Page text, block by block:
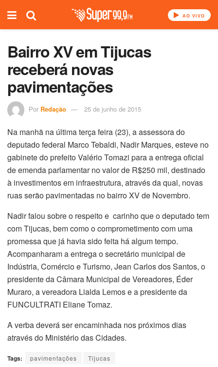
AO VIVO
Bairro XV em Tijucas
receberá novas
pavimentações
Por Redação 25 de junho de 2015
Na manhã na última terça feira (23), a assessora do
deputado federal Marco Tebaldi, Nadir Marques, esteve no
gabinete do prefeito Valério Tomazi para a entrega oficial
de emenda parlamentar no valor de R$250 mil, destinado
à investimentos em infraestrutura, através da qual, novas
ruas serão pavimentadas no bairro XV de Novembro.
Nadir falou sobre o respeito e carinho que o deputado tem
com Tijucas, bem como o comprometimento com uma
promessa que já havia sido feita há algum tempo.
Acompanharam a entrega o secretário municipal de
Indústria, Comércio e Turismo, Jean Carlos dos Santos, o
presidente da Câmara Municipal de Vereadores, Éder
Muraro, a vereadora Lialda Lemos e a presidente da
FUNCULTRATI Eliane Tomaz.
A verba deverá ser encaminhada nos próximos dias
através do Ministério das Cidades.
Tags: pavimentações Tijucas